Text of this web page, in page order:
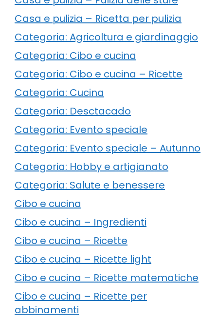
Casa e pulizia – Ricetta per pulizia
Categoria: Agricoltura e giardinaggio
Categoria: Cibo e cucina
Categoria: Cibo e cucina – Ricette
Categoria: Cucina
Categoria: Desctacado
Categoria: Evento speciale
Categoria: Evento speciale – Autunno
Categoria: Hobby e artigianato
Categoria: Salute e benessere
Cibo e cucina
Cibo e cucina – Ingredienti
Cibo e cucina – Ricette
Cibo e cucina – Ricette light
Cibo e cucina – Ricette matematiche
Cibo e cucina – Ricette per
abbinamenti